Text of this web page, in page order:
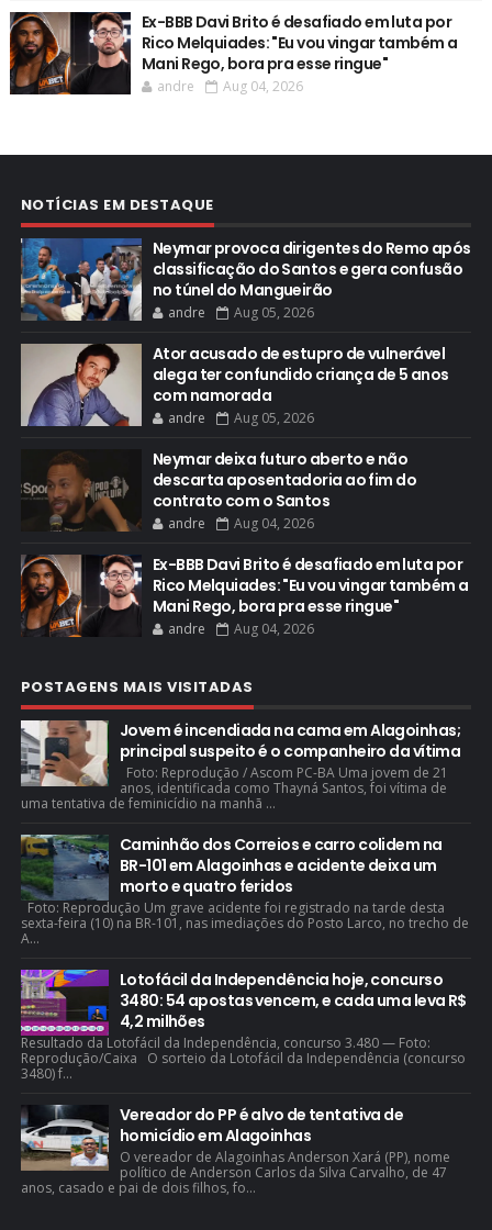
Ex-BBB Davi Brito é desafiado em luta por
Rico Melquiades: "Eu vou vingar também a
Mani Rego, bora pra esse ringue"
andre Aug 04, 2026
NOTÍCIAS EM DESTAQUE
Neymar provoca dirigentes do Remo após
classificação do Santos e gera confusão
no túnel do Mangueirão
andre Aug 05, 2026
Ator acusado de estupro de vulnerável
alega ter confundido criança de 5 anos
com namorada
andre Aug 05, 2026
Neymar deixa futuro aberto e não
descarta aposentadoria ao fim do
contrato com o Santos
andre Aug 04, 2026
Ex-BBB Davi Brito é desafiado em luta por
Rico Melquiades: "Eu vou vingar também a
Mani Rego, bora pra esse ringue"
andre Aug 04, 2026
POSTAGENS MAIS VISITADAS
Jovem é incendiada na cama em Alagoinhas;
principal suspeito é o companheiro da vítima
Foto: Reprodução / Ascom PC-BA Uma jovem de 21
anos, identificada como Thayná Santos, foi vítima de
uma tentativa de feminicídio na manhã ...
Caminhão dos Correios e carro colidem na
BR-101 em Alagoinhas e acidente deixa um
morto e quatro feridos
Foto: Reprodução Um grave acidente foi registrado na tarde desta
sexta-feira (10) na BR-101, nas imediações do Posto Larco, no trecho de
A...
Lotofácil da Independência hoje, concurso
3480: 54 apostas vencem, e cada uma leva R$
4,2 milhões
Resultado da Lotofácil da Independência, concurso 3.480 — Foto:
Reprodução/Caixa O sorteio da Lotofácil da Independência (concurso
3480) f...
Vereador do PP é alvo de tentativa de
homicídio em Alagoinhas
O vereador de Alagoinhas Anderson Xará (PP), nome
político de Anderson Carlos da Silva Carvalho, de 47
anos, casado e pai de dois filhos, fo...